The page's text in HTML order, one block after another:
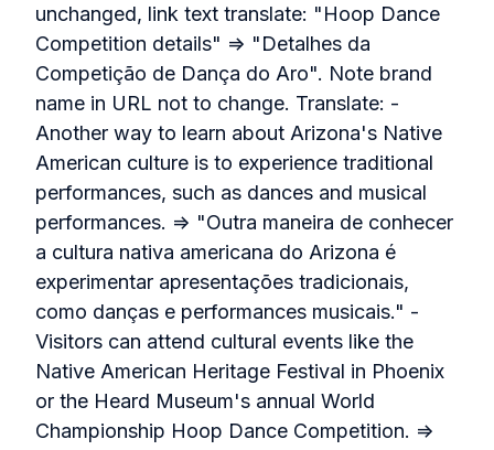
unchanged, link text translate: "Hoop Dance
Competition details" => "Detalhes da
Competição de Dança do Aro". Note brand
name in URL not to change. Translate: -
Another way to learn about Arizona's Native
American culture is to experience traditional
performances, such as dances and musical
performances. => "Outra maneira de conhecer
a cultura nativa americana do Arizona é
experimentar apresentações tradicionais,
como danças e performances musicais." -
Visitors can attend cultural events like the
Native American Heritage Festival in Phoenix
or the Heard Museum's annual World
Championship Hoop Dance Competition. =>